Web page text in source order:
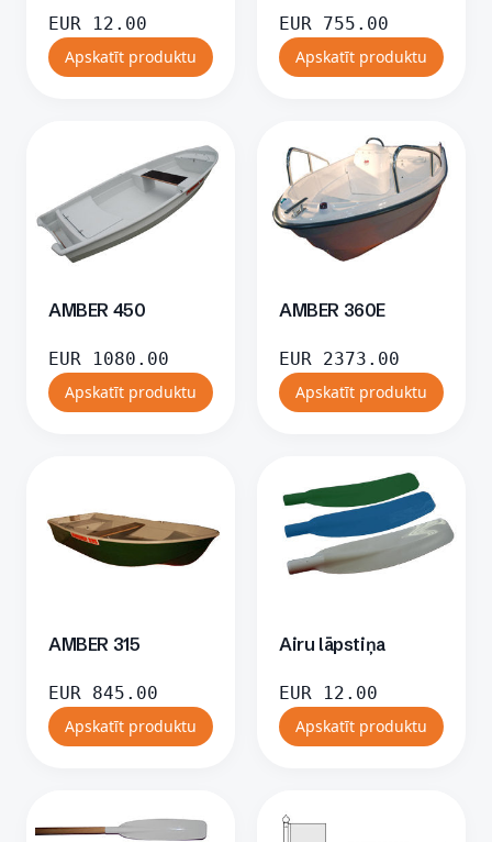
EUR
12.00
Apskatīt produktu
EUR 755.00
Apskatīt produktu
AMBER 450
EUR
1080.00
Apskatīt produktu
AMBER 360E
EUR
2373.00
Apskatīt produktu
AMBER 315
EUR
845.00
Apskatīt produktu
Airu lāpstiņa
EUR
12.00
Apskatīt produktu